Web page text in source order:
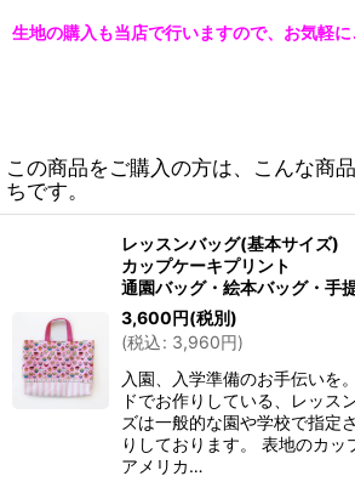
生地の購入も当店で行いますので、お気軽に
この商品をご購入の方は、こんな商
ちです。
レッスンバッグ(基本サイズ)
カップケーキプリント
通園バッグ・絵本バッグ・手
3,600円(税別)
(税込: 3,960円)
入園、入学準備のお手伝いを
ドでお作りしている、レッス
ズは一般的な園や学校で指定
りしております。 表地のカッ
アメリカ…